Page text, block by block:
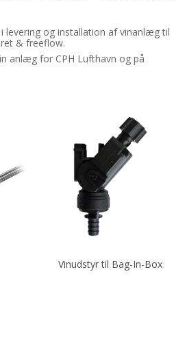
levering og installation af vinanlæg til
& freeflow.
anlæg for CPH Lufthavn og på
Vinudstyr til Bag-In-Box